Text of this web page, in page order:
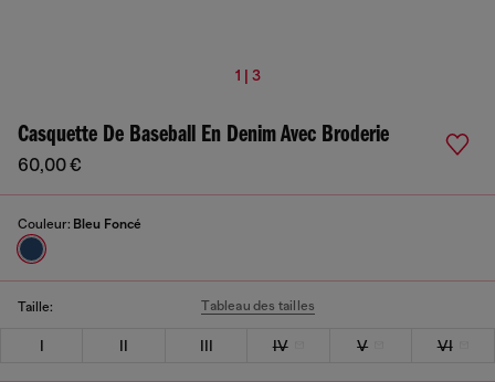
1 | 3
Casquette De Baseball En Denim Avec Broderie
60,00 €
Couleur: Bleu Foncé
Taille: Tableau des tailles
I II III IV V VI